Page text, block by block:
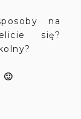
na
się?